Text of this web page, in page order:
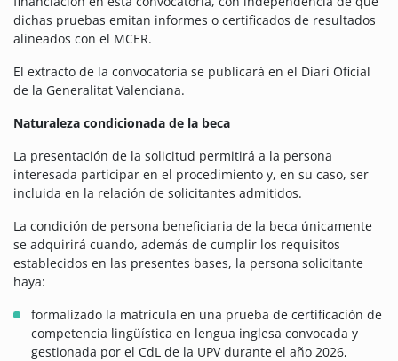
dichas pruebas emitan informes o certificados de resultados
alineados con el MCER.
El extracto de la convocatoria se publicará en el Diari Oficial
de la Generalitat Valenciana.
Naturaleza condicionada de la beca
La presentación de la solicitud permitirá a la persona
interesada participar en el procedimiento y, en su caso, ser
incluida en la relación de solicitantes admitidos.
La condición de persona beneficiaria de la beca únicamente
se adquirirá cuando, además de cumplir los requisitos
establecidos en las presentes bases, la persona solicitante
haya:
formalizado la matrícula en una prueba de certificación de
competencia lingüística en lengua inglesa convocada y
gestionada por el CdL de la UPV durante el año 2026,